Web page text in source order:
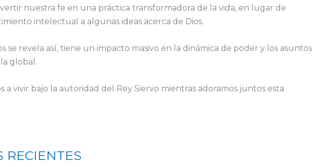
nuestra fe en una práctica transformadora de la vida, en lugar de
intelectual a algunas ideas acerca de Dios.
se revela así, tiene un impacto masivo en la dinámica de poder y los asuntos
global.
a vivir bajo la autoridad del Rey Siervo mientras adoramos juntos esta
RECIENTES